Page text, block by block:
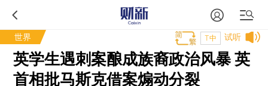
世界 试听
T中
英学生遇刺案酿成族裔政治风暴 英
首相批马斯克借案煽动分裂